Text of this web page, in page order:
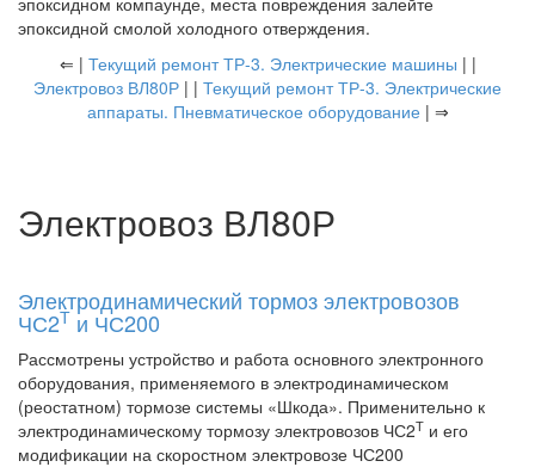
эпоксидной смолой холодного отверждения.
⇐ | Текущий ремонт ТР-3. Электрические машины | |
Электровоз ВЛ80Р | | Текущий ремонт ТР-3. Электрические
аппараты. Пневматическое оборудование | ⇒
Электровоз ВЛ80Р
Электродинамический тормоз электровозов
ЧС2Т и ЧС200
Рассмотрены устройство и работа основного электронного
оборудования, применяемого в электродинамическом
(реостатном) тормозе системы «Шкода». Применительно к
электродинамическому тормозу электровозов ЧС2Т и его
модификации на скоростном электровозе ЧС200